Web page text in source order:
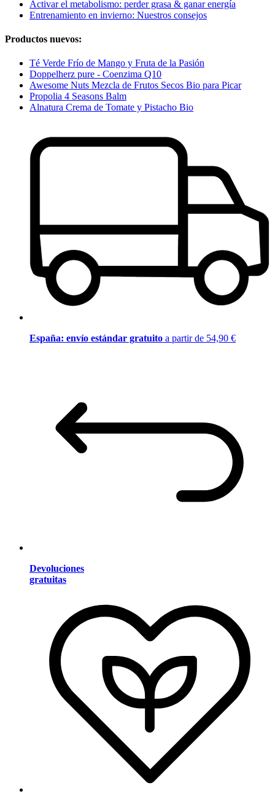
Activar el metabolismo: perder grasa & ganar energía
Entrenamiento en invierno: Nuestros consejos
Productos nuevos:
Té Verde Frío de Mango y Fruta de la Pasión
Doppelherz pure - Coenzima Q10
Awesome Nuts Mezcla de Frutos Secos Bio para Picar
Propolia 4 Seasons Balm
Alnatura Crema de Tomate y Pistacho Bio
España: envío estándar gratuito a partir de 54,90 €
Devoluciones
gratuitas